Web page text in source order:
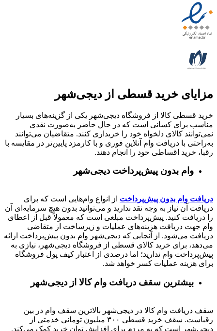
مزایای خرید قسطی از دیجی‌شهر
خرید قسطی کالا از فروشگاه دیجی‌شهر یکی از گزینه‌های بسیار
مناسب برای کسانی است که در حال حاضر به‌صورت نقدی
نمی‌توانند کالای دلخواه خود را خریداری کنند. متقاضیان می‌توانند
به‌راحتی با دریافت وام آنلاین فوری و با کارمزد پایین‌تر در مقایسه با
رقبا، خرید اقساطی خود را انجام دهند.
وام بدون پیش‌پرداخت‌ دیجی‌شهر
دریافت وام بدون پیش‌پرداخت از انواع وام‌هایی است که برای
دریافت آن نیاز به وجه نقد ندارید و می‌توانید بدون هیچ سرمایه‌ای آن
را دریافت کنید. پیش‌پرداخت مبلغی است که معمولاً قبل از اعطای
وام جهت دریافت هزینه‌های عملیات و زیرساخت از متقاضی
دریافت می‌شود. از آنجایی که دیجی‌شهر وام بدون پیش‌پرداخت ارائه
می‌دهد، برای خرید کالای قسطی از فروشگاه دیجی‌شهر، نیازی به
پیش‌پرداخت وام ندارید؛ اما درصدی از اعتبار کیف پول فروشگاه
برای هزینه عملیات کسر خواهد شد.
بیشترین سقف دریافت وام کالا از دیجی‌شهر
سقف دریافت وام کالا در دیجی‌شهر بالاترین سقف وام در بین
رقباست. سقف خرید قسطی ۳۰۰ میلیون تومانی خدمتی از
دیجی‌شهر است که به مردم برای افزایش توان خرید کمک می‌کند.